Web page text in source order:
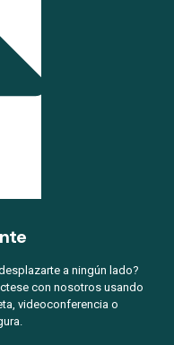
a ningún lado?
con nosotros usando
videoconferencia o